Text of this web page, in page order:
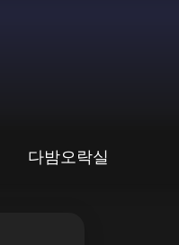
다밤오락실